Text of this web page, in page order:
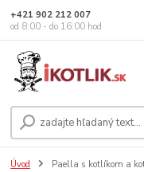
+421 902 212 007
od 8:00 - do 16:00 hod
Úvod Paella s kotlíkom a